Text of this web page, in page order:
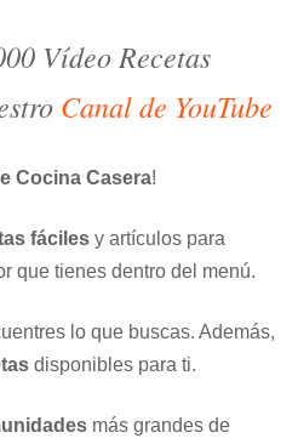
Vídeo Recetas
Canal de YouTube
Cocina Casera!
fáciles y artículos para
que tienes dentro del menú.
lo que buscas. Además,
disponibles para ti.
más grandes de